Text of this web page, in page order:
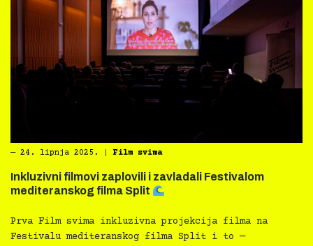
― 24. lipnja 2025. Film svima
Inkluzivni filmovi zaplovili i zavladali Festivalom
mediteranskog filma Split
Prva Film svima inkluzivna projekcija filma na
Festivalu mediteranskog filma Split i to —